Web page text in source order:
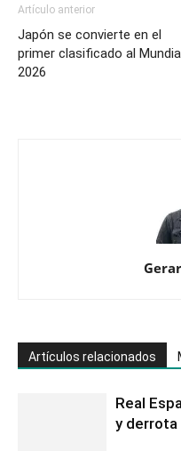
Artículo anterior
Japón se convierte en el
primer clasificado al
2026
Artículos relacionados
Real
y derrota